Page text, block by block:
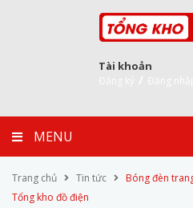
Tài khoản
MENU
Trang chủ Tin tức
Bóng đèn
Tổng kho đồ điện